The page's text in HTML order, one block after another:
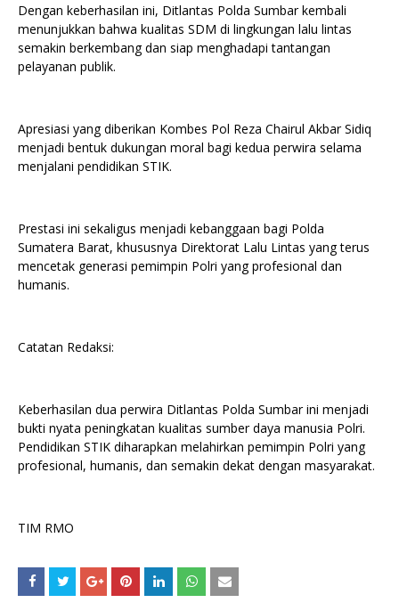
Dengan keberhasilan ini, Ditlantas Polda Sumbar kembali
menunjukkan bahwa kualitas SDM di lingkungan lalu lintas
semakin berkembang dan siap menghadapi tantangan
pelayanan publik.
Apresiasi yang diberikan Kombes Pol Reza Chairul Akbar Sidiq
menjadi bentuk dukungan moral bagi kedua perwira selama
menjalani pendidikan STIK.
Prestasi ini sekaligus menjadi kebanggaan bagi Polda
Sumatera Barat, khususnya Direktorat Lalu Lintas yang terus
mencetak generasi pemimpin Polri yang profesional dan
humanis.
Catatan Redaksi:
Keberhasilan dua perwira Ditlantas Polda Sumbar ini menjadi
bukti nyata peningkatan kualitas sumber daya manusia Polri.
Pendidikan STIK diharapkan melahirkan pemimpin Polri yang
profesional, humanis, dan semakin dekat dengan masyarakat.
TIM RMO